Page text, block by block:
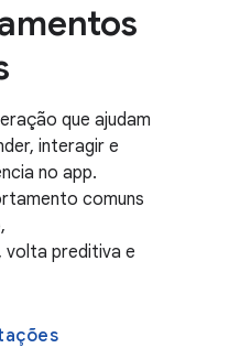
que ajudam
interagir e
no app.
comuns
preditiva e